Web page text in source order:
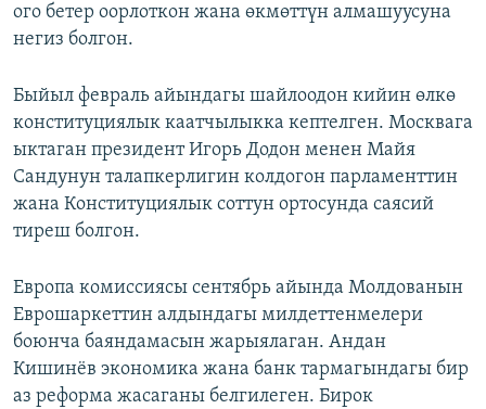
ого бетер оорлоткон жана өкмөттүн алмашуусуна
негиз болгон.
Быйыл февраль айындагы шайлоодон кийин өлкө
конституциялык каатчылыкка кептелген. Москвага
ыктаган президент Игорь Додон менен Майя
Сандунун талапкерлигин колдогон парламенттин
жана Конституциялык соттун ортосунда саясий
тиреш болгон.
Европа комиссиясы сентябрь айында Молдованын
Еврошаркеттин алдындагы милдеттенмелери
боюнча баяндамасын жарыялаган. Андан
Кишинёв экономика жана банк тармагындагы бир
аз реформа жасаганы белгилеген. Бирок